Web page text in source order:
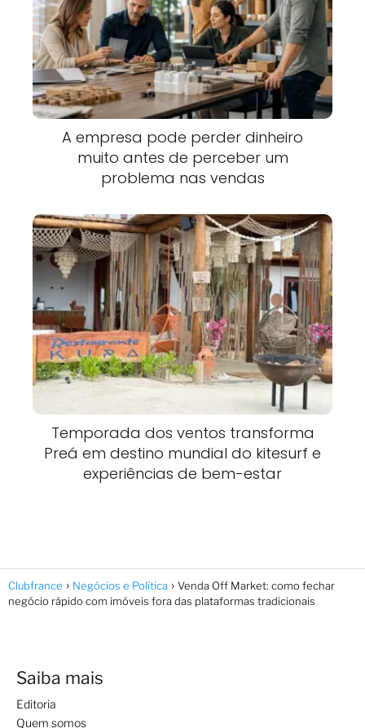
A empresa pode perder dinheiro
muito antes de perceber um
problema nas vendas
Temporada dos ventos transforma
Preá em destino mundial do kitesurf e
experiências de bem-estar
Clubfrance Negócios e Política
Venda Off Market: como fechar
negócio rápido com imóveis fora das plataformas tradicionais
Saiba mais
Editoria
Quem somos